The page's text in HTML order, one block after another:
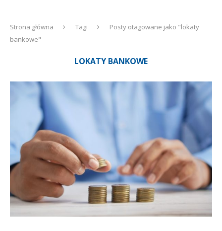
Strona główna Tagi
Posty otagowane jako "lokaty
bankowe"
LOKATY BANKOWE